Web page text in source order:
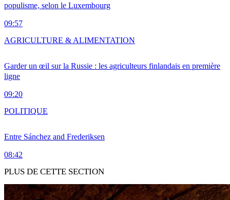
populisme, selon le Luxembourg
09:57
Garder un œil sur la Russie : les agriculteurs finlandais en première
ligne
09:20
AGRICULTURE & ALIMENTATION
Entre Sánchez and Frederiksen
08:42
POLITIQUE
PLUS DE CETTE SECTION